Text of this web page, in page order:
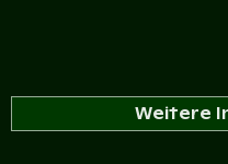
Weitere